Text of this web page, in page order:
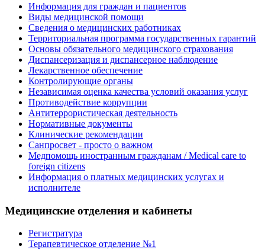
Информация для граждан и пациентов
Виды медицинской помощи
Сведения о медицинских работниках
Территориальная программа государственных гарантий
Основы обязательного медицинского страхования
Диспансеризация и диспансерное наблюдение
Лекарственное обеспечение
Контролирующие органы
Независимая оценка качества условий оказания услуг
Противодействие коррупции
Антитеррористическая деятельность
Нормативные документы
Клинические рекомендации
Санпросвет - просто о важном
Медпомощь иностранным гражданам / Medical care to
foreign citizens
Информация о платных медицинских услугах и
исполнителе
Медицинские отделения и кабинеты
Регистратура
Терапевтическое отделение №1